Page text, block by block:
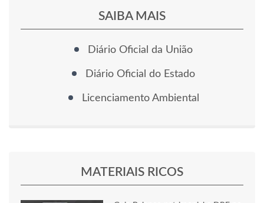
SAIBA MAIS
Diário Oficial da União
Diário Oficial do Estado
Licenciamento Ambiental
MATERIAIS RICOS